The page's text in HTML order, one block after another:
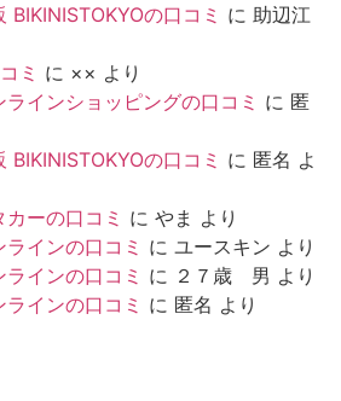
BIKINISTOKYOの口コミ に 助辺江
ミ に ×× より
インショッピングの口コミ に 匿
BIKINISTOKYOの口コミ に 匿名 よ
ーの口コミ に やま より
インの口コミ に ユースキン より
インの口コミ に ２７歳 男 より
インの口コミ に 匿名 より